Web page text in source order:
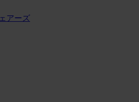
アーズ